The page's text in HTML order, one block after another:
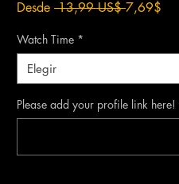
Desde 13,99 US$ Precio
7,69$
Watch Time *
Elegir
Please add your profile link here!